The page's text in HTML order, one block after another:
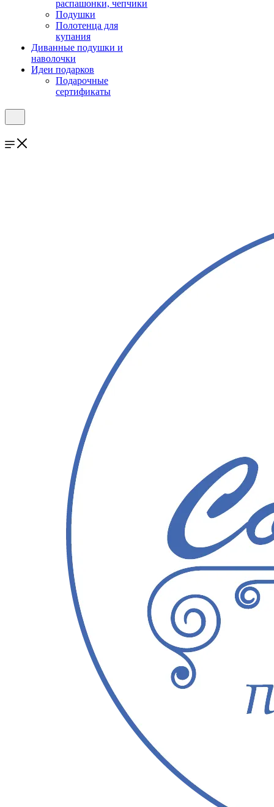
распашонки, чепчики
Подушки
Полотенца для
купания
Диванные подушки и
наволочки
Идеи подарков
Подарочные
сертификаты